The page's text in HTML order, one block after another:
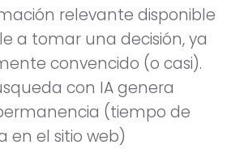
relevante disponible
a tomar una decisión, ya
convencido (o casi).
con IA genera
(tiempo de
en el sitio web)